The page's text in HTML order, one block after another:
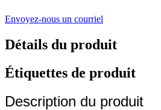
Envoyez-nous un courriel
Détails du produit
Étiquettes de produit
Description du produit